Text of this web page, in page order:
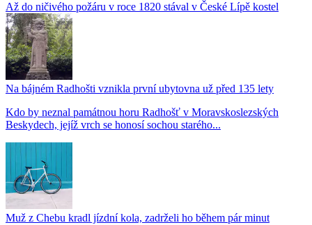
Až do ničivého požáru v roce 1820 stával v České Lípě kostel
Na bájném Radhošti vznikla první ubytovna už před 135 lety
Kdo by neznal památnou horu Radhošť v Moravskoslezských
Beskydech, jejíž vrch se honosí sochou starého...
Muž z Chebu kradl jízdní kola, zadrželi ho během pár minut